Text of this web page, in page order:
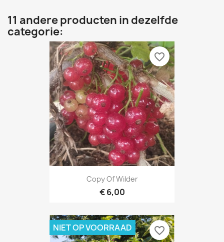
11 andere producten in dezelfde
categorie:
Copy Of Wilder
€ 6,00
favorite_border
NIET OP VOORRAAD favorite_border